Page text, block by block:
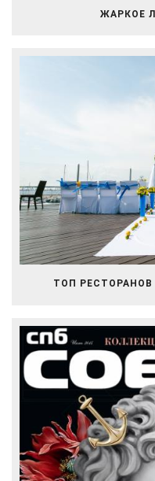
ЖАРКОЕ
ТОП